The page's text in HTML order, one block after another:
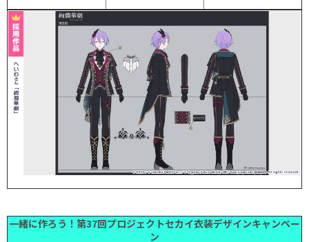
一緒に作ろう！第37回プロジェクトセカイ衣装デザインキャンペー
ン